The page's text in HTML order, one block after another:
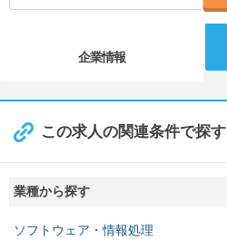
企業情報
この求人の関連条件で探す
業種から探す
ソフトウェア・情報処理